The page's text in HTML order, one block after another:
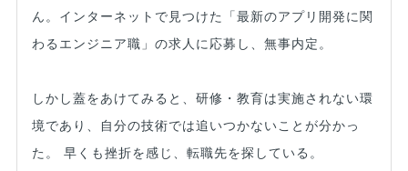
ん。インターネットで見つけた「最新のアプリ開発に関
わるエンジニア職」の求人に応募し、無事内定。
しかし蓋をあけてみると、研修・教育は実施されない環
境であり、自分の技術では追いつかないことが分かっ
た。 早くも挫折を感じ、転職先を探している。